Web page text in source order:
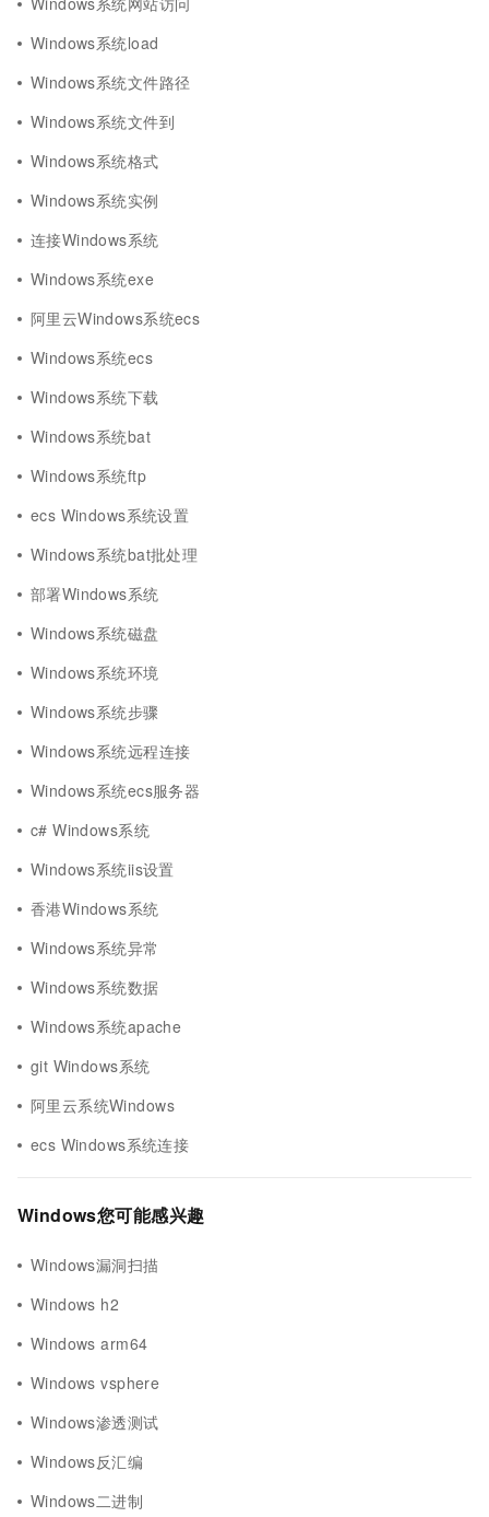
Windows系统load
Windows系统文件路径
Windows系统文件到
Windows系统格式
Windows系统实例
连接Windows系统
Windows系统exe
阿里云Windows系统ecs
Windows系统ecs
Windows系统下载
Windows系统bat
Windows系统ftp
ecs Windows系统设置
Windows系统bat批处理
部署Windows系统
Windows系统磁盘
Windows系统环境
Windows系统步骤
Windows系统远程连接
Windows系统ecs服务器
c# Windows系统
Windows系统iis设置
香港Windows系统
Windows系统异常
Windows系统数据
Windows系统apache
git Windows系统
阿里云系统Windows
ecs Windows系统连接
Windows您可能感兴趣
Windows漏洞扫描
Windows h2
Windows arm64
Windows vsphere
Windows渗透测试
Windows反汇编
Windows二进制